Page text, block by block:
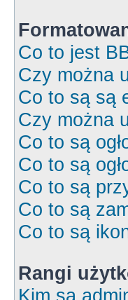
Co to jest
Czy można
Co to są są
Czy można
Co to są
Co to są
Co to są
Co to są
Co to są
Rangi
Kim są